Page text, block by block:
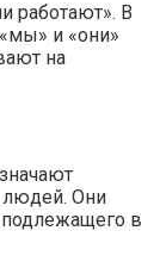
работают». В
и «они»
на
людей. Они
подлежащего в